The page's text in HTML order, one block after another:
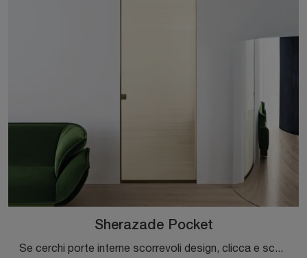
Sherazade Pocket
Se cerchi porte interne scorrevoli design, clicca e scopri il modello con telaio in alluminio Sherazade Pocket di Glas Italia!